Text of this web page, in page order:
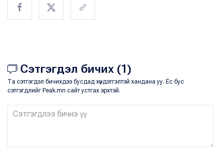
Сэтгэгдэл бичих (1)
Та сэтгэгдэл бичихдээ бусдад хүндэтгэлтэй хандана уу. Ёс бус
сэтгэгдлийг Peak.mn сайт устгах эрхтэй.